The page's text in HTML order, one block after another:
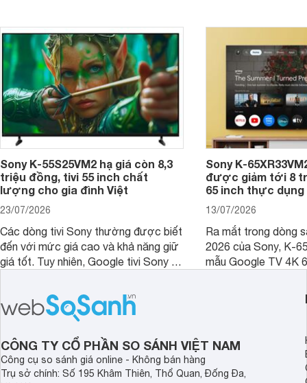
dùng cho phòng bao nhiêu m2?
Sony K-55S25VM2 hạ giá còn 8,3
triệu đồng, tivi 55 inch chất
lượng cho gia đình Việt
23/07/2026
Các dòng tivi Sony thường được biết
đến với mức giá cao và khả năng giữ
giá tốt. Tuy nhiên, Google tivi Sony 55
hợp đáng chú ý khi có mức giá dễ
tiếp cận hơn dù mới ra mắt trong năm
Sony K-
được giảm tới 8
65 inch thực
13/07/2026
Ra mắt trong dòng
2026 của Sony, K-
mẫu Google TV 4K
tảng Google TV
nghệ hỗ trợ nâng
CÔNG TY CỔ PHẦN SO SÁNH VIỆT NAM
Công cụ so sánh giá online - Không bán hàng
Trụ sở chính: Số 195 Khâm Thiên, Thổ Quan, Đống Đa,